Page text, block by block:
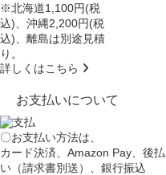
※北海道1,100円(税
込)、沖縄2,200円(税
込)、離島は別途見積
り。
詳しくはこちら
お支払いについて
〇お支払い方法は、
カード決済、Amazon Pay、後払
い（請求書別送）、銀行振込